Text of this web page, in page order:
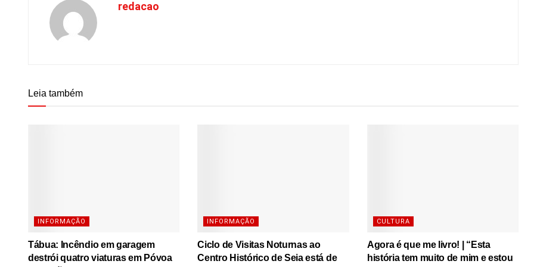
redacao
Leia também
INFORMAÇÃO
Tábua: Incêndio em garagem
destrói quatro viaturas em Póvoa
INFORMAÇÃO
Ciclo de Visitas Noturnas ao
Centro Histórico de Seia está de
CULTURA
Agora é que me livro! | “Esta
história tem muito de mim e estou